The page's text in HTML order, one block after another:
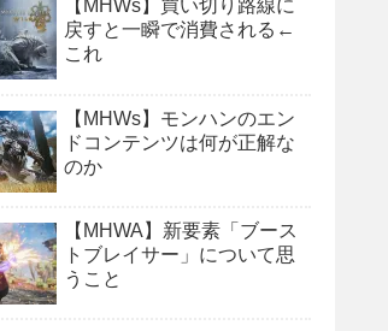
【MHWs】買い切り路線に
戻すと一瞬で消費される←
これ
【MHWs】モンハンのエン
ドコンテンツは何が正解な
のか
【MHWA】新要素「ブース
トブレイサー」について思
うこと